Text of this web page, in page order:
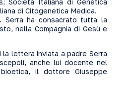
Società Italiana di Genetica
di Citogenetica Medica.
Serra ha consacrato tutta la
nella Compagnia di Gesù e
la lettera inviata a padre Serra
anche lui docente nel
il dottore Giuseppe